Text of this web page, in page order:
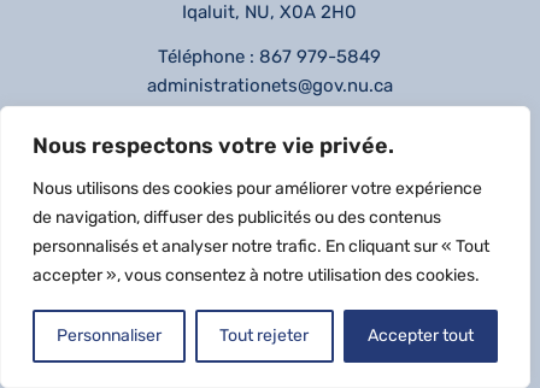
Nous respectons votre vie privée.
Nous utilisons des cookies pour améliorer votre expérience
de navigation, diffuser des publicités ou des contenus
personnalisés et analyser notre trafic. En cliquant sur « Tout
accepter », vous consentez à notre utilisation des cookies.
Personnaliser Tout rejeter Accepter tout
Iqaluit, NU, X0A 2H0
Téléphone : 867 979-5849
administrationets@gov.nu.ca
Lundi au vendredi : 8h30 à 17h
© École des Trois-Soleils. Tous droits réservés. Réalisation web par
PommeG.com–Politique de confidentialité